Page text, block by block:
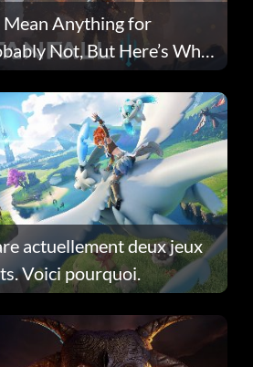
Mean Anything for
Not, But Here’s Why
actuellement deux jeux
Voici pourquoi.